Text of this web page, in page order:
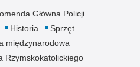
Główna Policji
Historia
Sprzęt
międzynarodowa
Rzymskokatolickiego